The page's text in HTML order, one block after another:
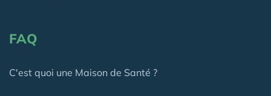
FAQ
C'est quoi une Maison de Santé ?